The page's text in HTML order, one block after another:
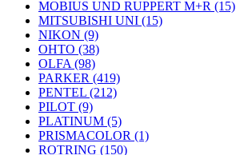
MOBIUS UND RUPPERT M+R (15)
MITSUBISHI UNI (15)
NIKON (9)
OHTO (38)
OLFA (98)
PARKER (419)
PENTEL (212)
PILOT (9)
PLATINUM (5)
PRISMACOLOR (1)
ROTRING (150)